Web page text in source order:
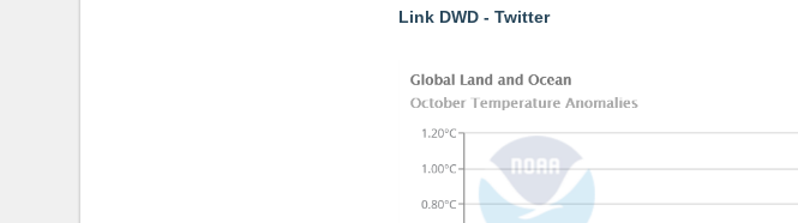
Link DWD - Twitter